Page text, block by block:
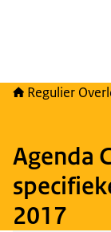
Regulier
Agenda
2017